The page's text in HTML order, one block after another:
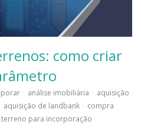
como criar
· análise imobiliária · aquisição
aquisição de landbank · compra
para incorporação